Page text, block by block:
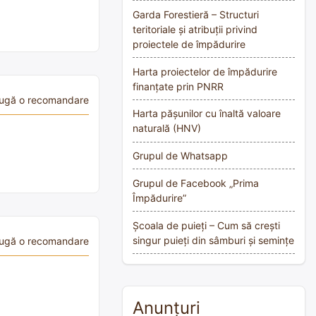
o recomandare
o recomandare
Garda Forestieră – Structuri
teritoriale și atribuții privind
proiectele de împădurire
Harta proiectelor de împădurire
finanțate prin PNRR
Harta pășunilor cu înaltă valoare
naturală (HNV)
Grupul de Whatsapp
Grupul de Facebook „Prima
Împădurire”
Școala de puieți – Cum să crești
singur puieți din sâmburi și semințe
Anunțuri